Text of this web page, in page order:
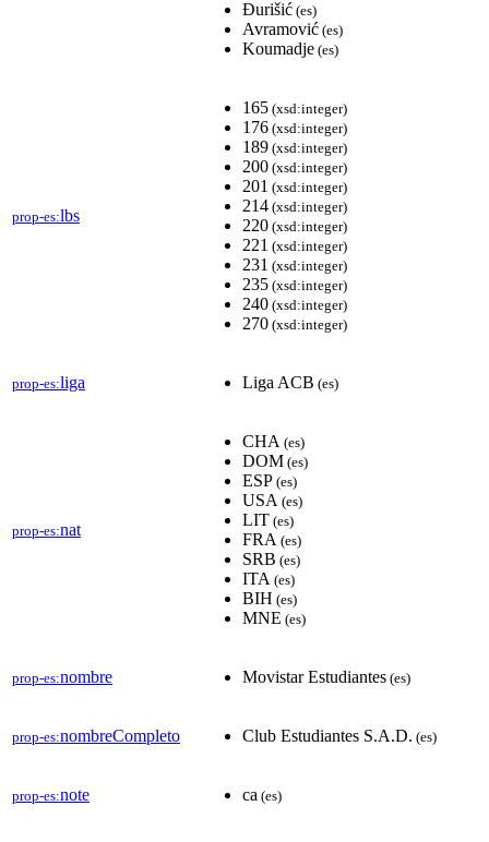
Đurišić (es)
Avramović (es)
Koumadje (es)
prop-es:lbs
165 (xsd:integer)
176 (xsd:integer)
189 (xsd:integer)
200 (xsd:integer)
201 (xsd:integer)
214 (xsd:integer)
220 (xsd:integer)
221 (xsd:integer)
231 (xsd:integer)
235 (xsd:integer)
240 (xsd:integer)
270 (xsd:integer)
prop-es:liga Liga ACB (es)
prop-es:nat
CHA (es)
DOM (es)
ESP (es)
USA (es)
LIT (es)
FRA (es)
SRB (es)
ITA (es)
BIH (es)
MNE (es)
prop-es:nombre Movistar Estudiantes (es)
prop-es:nombreCompleto Club Estudiantes S.A.D. (es)
prop-es:note ca (es)